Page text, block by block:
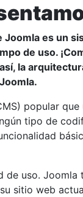
Joomla es un
de uso.
la
popular
tipo de
uso.
sitio web